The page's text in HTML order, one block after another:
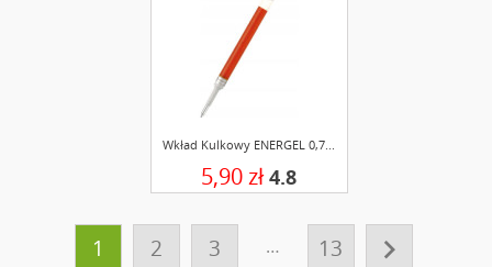
Wkład Kulkowy ENERGEL 0,7...
5,90 zł 4.8
1 2 3 … 13 